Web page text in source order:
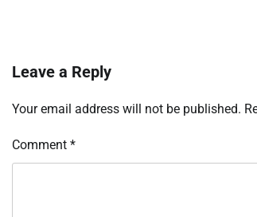
Leave a Reply
Your email address will not be published.
Comment *